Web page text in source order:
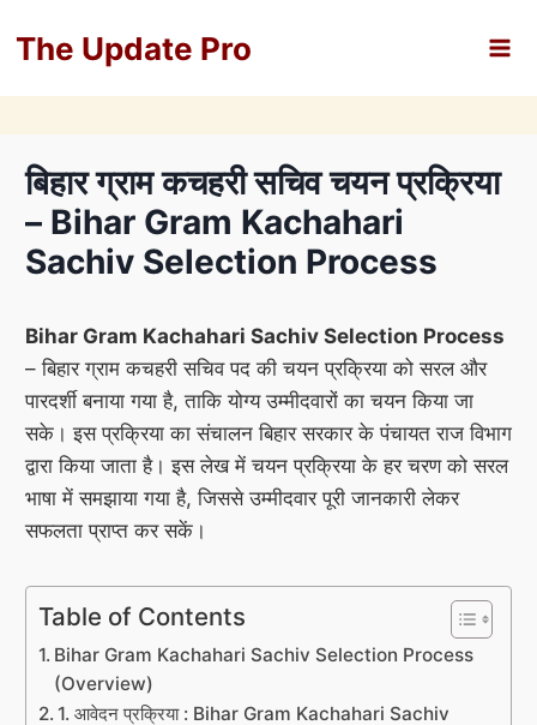
toThe Update Pro
बिहार ग्राम कचहरी सचिव चयन प्रक्रिया
– Bihar Gram Kachahari
Sachiv Selection Process
Bihar Gram Kachahari Sachiv Selection Process
– बिहार ग्राम कचहरी सचिव पद की चयन प्रक्रिया को सरल और
पारदर्शी बनाया गया है, ताकि योग्य उम्मीदवारों का चयन किया जा
सके। इस प्रक्रिया का संचालन बिहार सरकार के पंचायत राज विभाग
द्वारा किया जाता है। इस लेख में चयन प्रक्रिया के हर चरण को सरल
भाषा में समझाया गया है, जिससे उम्मीदवार पूरी जानकारी लेकर
सफलता प्राप्त कर सकें।
Table of Contents
Bihar Gram Kachahari Sachiv Selection Process
(Overview)
1. आवेदन प्रक्रिया : Bihar Gram Kachahari Sachiv